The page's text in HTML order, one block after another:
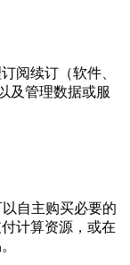
阅续订（软件、
及管理数据或服
自主购买必要的
计算资源，或在